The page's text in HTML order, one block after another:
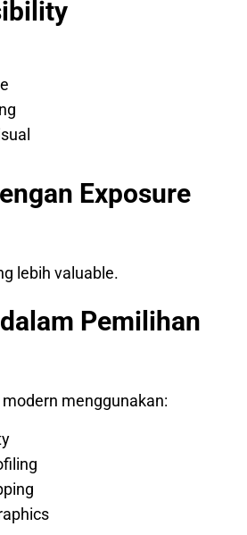
Exposure
lebih valuable.
Pemilihan
menggunakan: